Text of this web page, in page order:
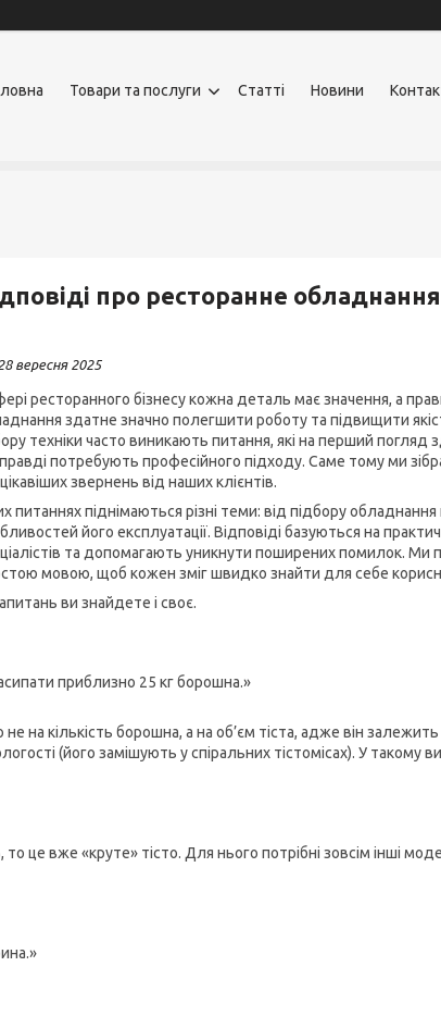
Товари та послуги Статті Новини
про ресторанне обладнання
вересня 2025
ресторанного бізнесу кожна деталь має значення, а
здатне значно полегшити роботу та підвищити
техніки часто виникають питання, які на перший погляд
потребують професійного підходу. Саме тому ми
звернень від наших клієнтів.
питаннях піднімаються різні теми: від підбору обладнання
його експлуатації. Відповіді базуються на
та допомагають уникнути поширених помилок. Ми
мовою, щоб кожен зміг швидко знайти для себе
ви знайдете і своє.
приблизно 25 кг борошна.»
на кількість борошна, а на об’єм тіста, адже він
(його замішують у спіральних тістомісах). У такому
це вже «круте» тісто. Для нього потрібні зовсім інші